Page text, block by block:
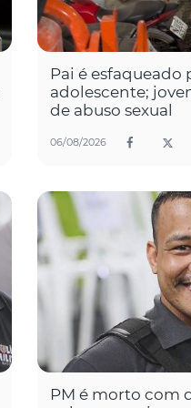
Pai é esfaqueado
adolescente;
de abuso sexual
06/08/2026
PM é morto com